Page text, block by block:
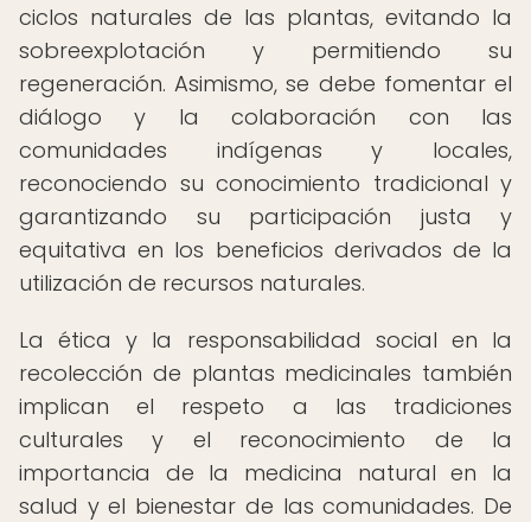
ciclos naturales de las plantas, evitando la
sobreexplotación y permitiendo su
regeneración. Asimismo, se debe fomentar el
diálogo y la colaboración con las
comunidades indígenas y locales,
reconociendo su conocimiento tradicional y
garantizando su participación justa y
equitativa en los beneficios derivados de la
utilización de recursos naturales.
La ética y la responsabilidad social en la
recolección de plantas medicinales también
implican el respeto a las tradiciones
culturales y el reconocimiento de la
importancia de la medicina natural en la
salud y el bienestar de las comunidades. De